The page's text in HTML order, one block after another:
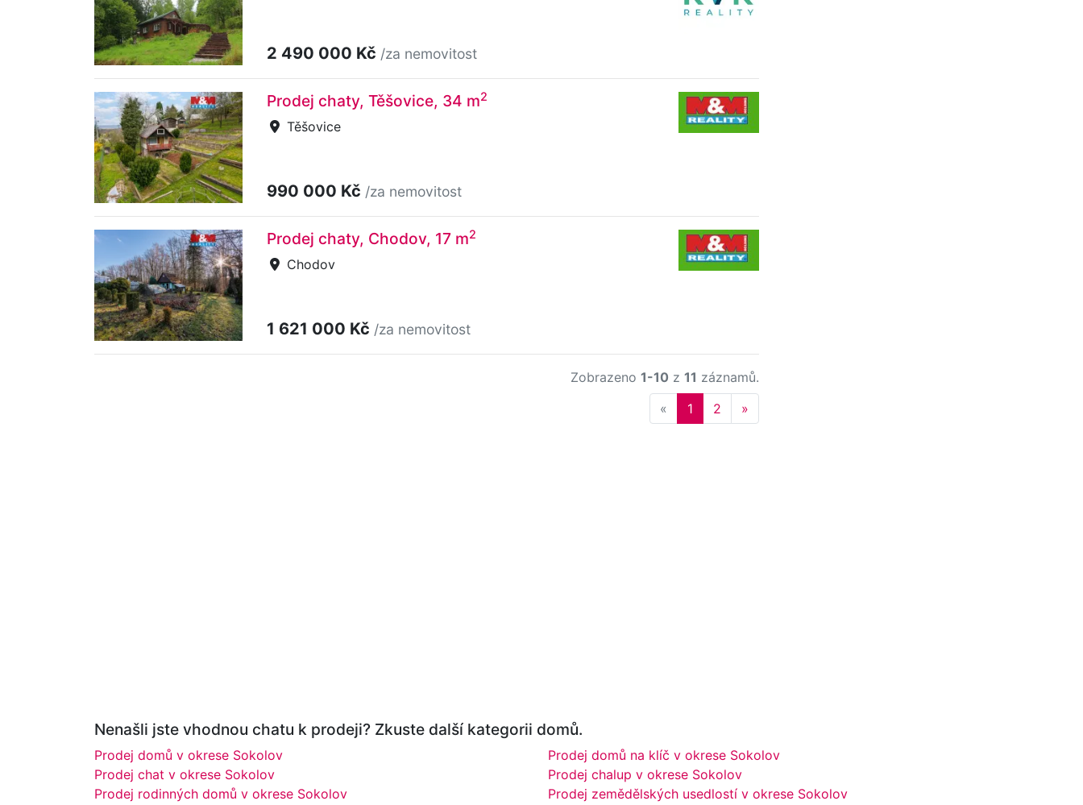
2 490 000 Kč /za nemovitost
Prodej chaty, Těšovice, 34 m2
Těšovice
990 000 Kč /za nemovitost
Prodej chaty, Chodov, 17 m2
Chodov
1 621 000 Kč /za nemovitost
Zobrazeno 1-10 z 11 záznamů.
« Previous
1 2 »
Nenašli jste vhodnou chatu k prodeji? Zkuste další kategorii domů.
Prodej domů v okrese Sokolov
Prodej chat v okrese Sokolov
Prodej rodinných domů v okrese Sokolov
Prodej domů na klíč v okrese Sokolov
Prodej chalup v okrese Sokolov
Prodej zemědělských usedlostí v okrese Sokolov